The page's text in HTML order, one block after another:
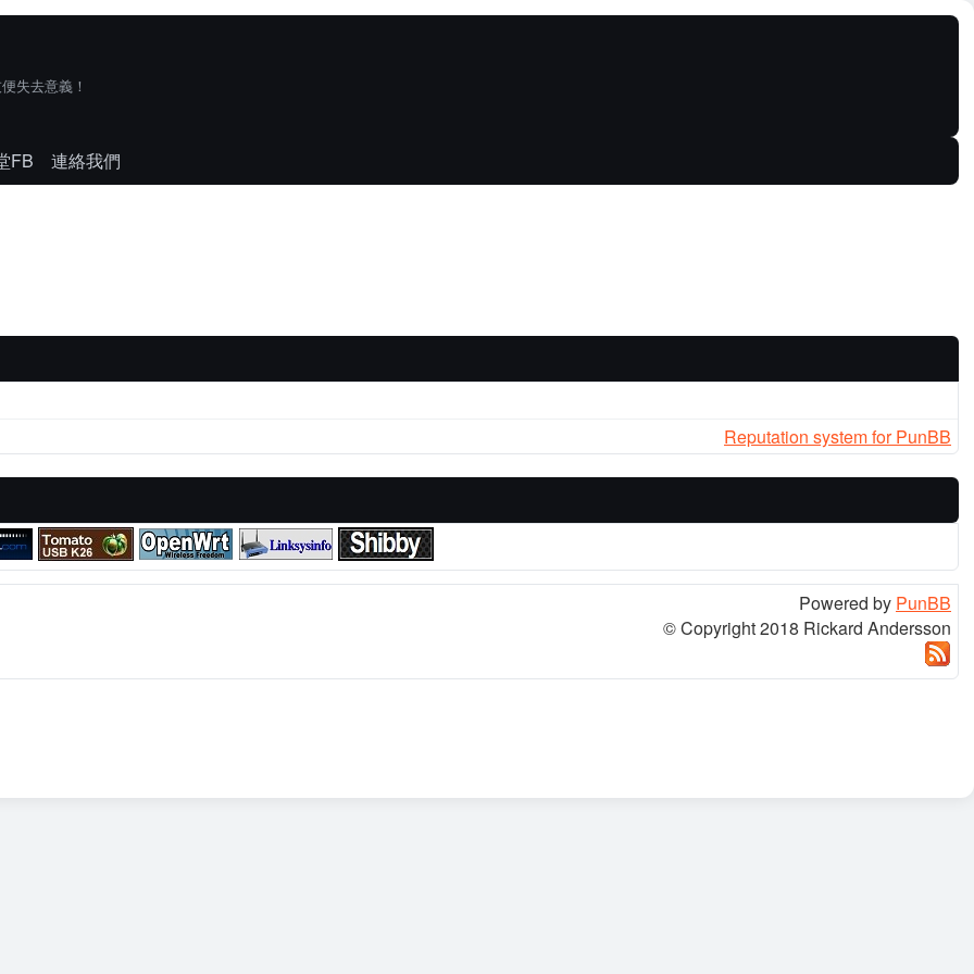
失去意義！
FB 連絡我們
Reputation system for PunBB
Powered by PunBB
© Copyright 2018 Rickard Andersson